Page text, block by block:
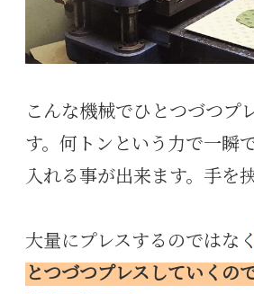
こんな機械でひとつづつプ
す。何トンという力で一瞬
入れる事が出来ます。手を
大量にプレスするのではなく
とつづつプレスしていくの